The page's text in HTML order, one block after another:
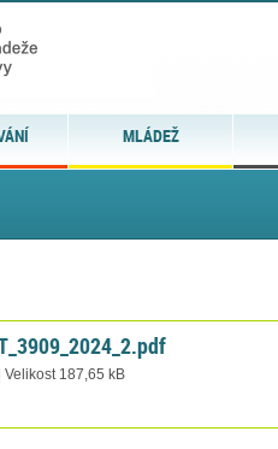
MLÁDEŽ
Velikost 187,65 kB